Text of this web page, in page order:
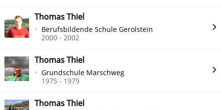
Thomas Thiel
Berufsbildende Schule Gerolstein
2000 - 2002
Thomas Thiel
Grundschule Marschweg
1975 - 1979
Thomas Thiel